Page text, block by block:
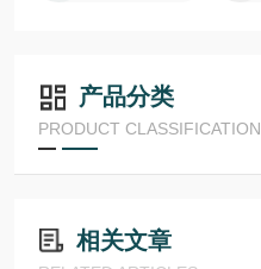
产品分类
PRODUCT CLASSIFICATION
相关文章